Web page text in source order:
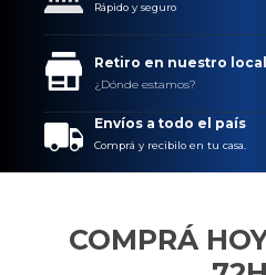
Rápido y seguro
Retiro en nuestro local
¿Dónde estamos?
Envíos a todo el país
Comprá y recibilo en tu casa.
COMPRÁ